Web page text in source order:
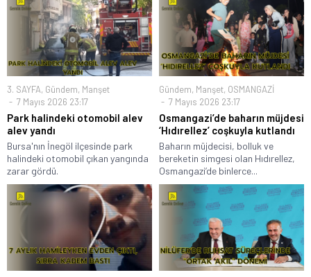
3. SAYFA, Gündem, Manşet
7 Mayıs 2026 23:17
Park halindeki otomobil alev
alev yandı
Bursa'nın İnegöl ilçesinde park
halindeki otomobil çıkan yangında
zarar gördü.
Gündem, Manşet, OSMANGAZİ
7 Mayıs 2026 23:17
Osmangazi’de baharın müjdesi
‘Hıdırellez’ coşkuyla kutlandı
Baharın müjdecisi, bolluk ve
bereketin simgesi olan Hıdırellez,
Osmangazi’de binlerce...